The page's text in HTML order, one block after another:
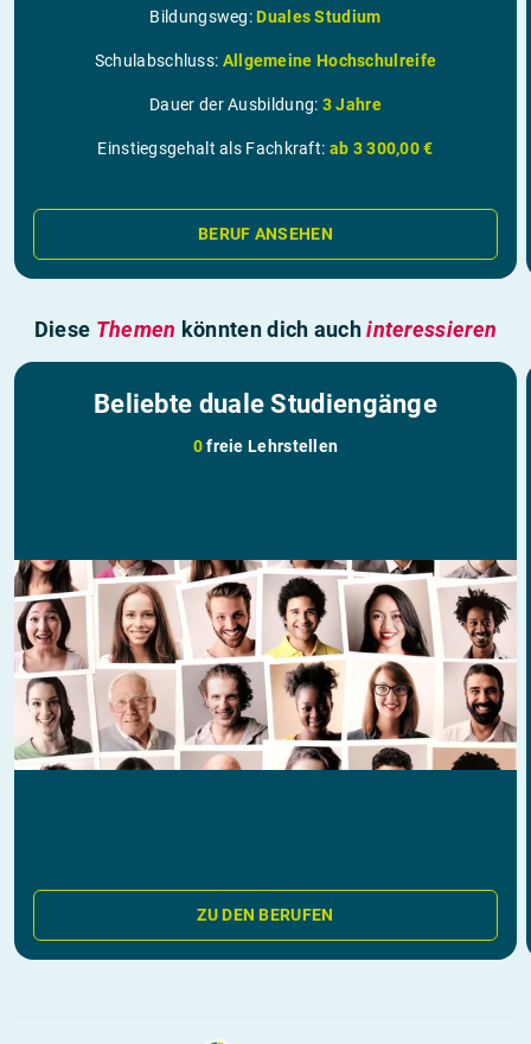
Bildungsweg: Duales Studium
Schulabschluss: Allgemeine Hochschulreife
Dauer der Ausbildung: 3 Jahre
Einstiegsgehalt als Fachkraft: ab 3 300,00 €
BERUF ANSEHEN
Diese Themen könnten dich auchinteressieren
Beliebte duale Studiengänge
0freie Lehrstellen
ZU DEN BERUFEN